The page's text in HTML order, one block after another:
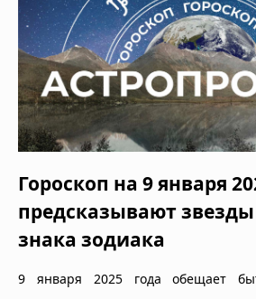
Гороскоп на 9 января
предсказывают
знака зодиака
9 января 2025 года обещает